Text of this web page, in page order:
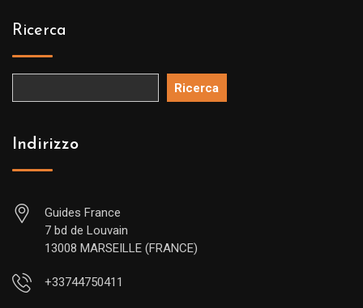
Ricerca
Ricerca
Indirizzo
Guides France
7 bd de Louvain
13008 MARSEILLE (FRANCE)
+33744750411